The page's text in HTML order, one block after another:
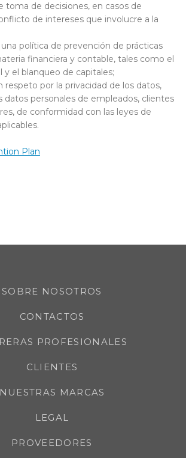
toma de decisiones, en casos de
de intereses que involucre a la
política de prevención de prácticas
financiera y contable, tales como el
y el blanqueo de capitales;
respeto por la privacidad de los datos,
datos personales de empleados, clientes
de conformidad con las leyes de
Plan
SOBRE NOSOTROS
CONTACTOS
PROFESIONALES
CLIENTES
NUESTRAS MARCAS
LEGAL
PROVEEDORES